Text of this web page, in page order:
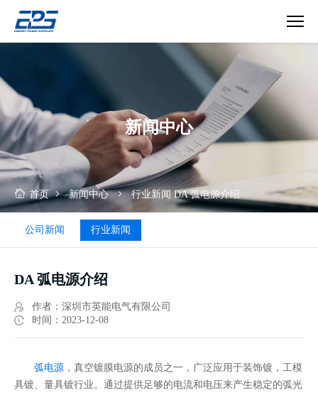
电
介
绍
新闻中心
首页 新闻中心 行业新闻 DA 弧电源介绍
公司新闻 行业新闻
DA 弧电源介绍
作者：深圳市英能电气有限公司
时间：2023-12-08
弧电源 ，真空镀膜电源的成员之一，广泛应用于装饰镀，工模
具镀、量具镀行业。通过提供足够的电流和电压来产生稳定的弧光